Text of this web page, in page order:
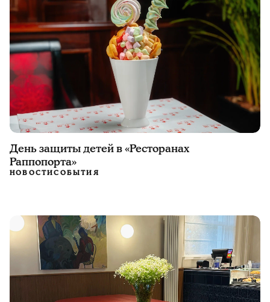
День защиты детей в «Ресторанах
Раппопорта»
НОВОСТИСОБЫТИЯ